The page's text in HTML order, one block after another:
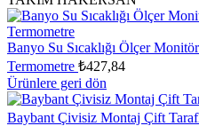
Banyo Su Sıcaklığı Ölçer
Termometre ₺427,84
Ürünlere geri dön
Baybant Çivisiz Montaj Çift